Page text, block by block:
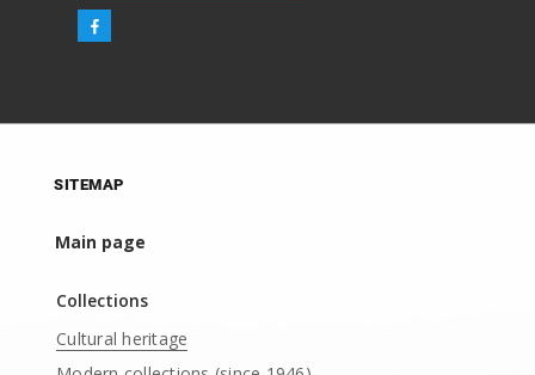
SITEMAP
Main page
Collections
Cultural heritage